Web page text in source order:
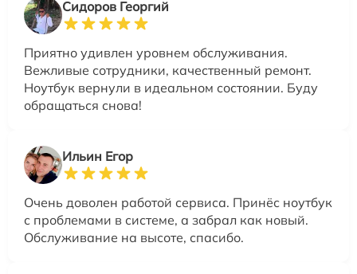
Сидоров Георгий
Приятно удивлен уровнем обслуживания.
Вежливые сотрудники, качественный ремонт.
Ноутбук вернули в идеальном состоянии. Буду
обращаться снова!
Ильин Егор
Очень доволен работой сервиса. Принёс ноутбук
с проблемами в системе, а забрал как новый.
Обслуживание на высоте, спасибо.